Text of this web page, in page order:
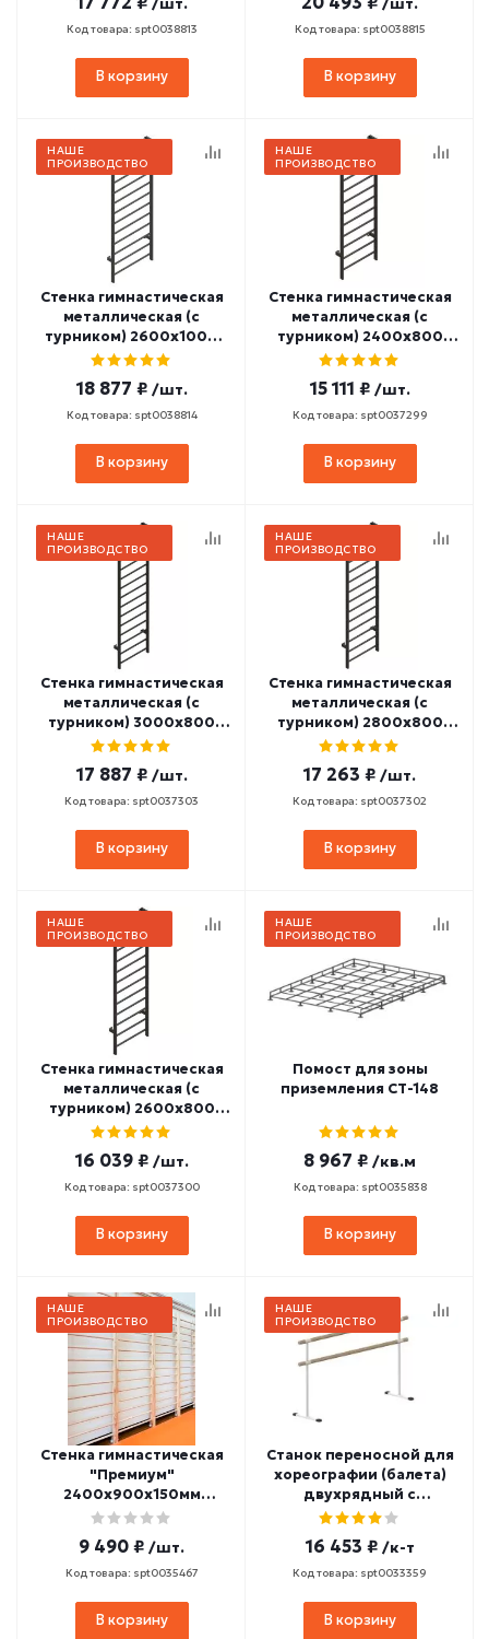
Код товара: spt0038813
В корзину
Код товара: spt0038815
В корзину
НАШЕ
ПРОИЗВОДСТВО
Стенка гимнастическая
металлическая (с
турником) 2600х1000
СТ-69
18 877 ₽ /шт.
Код товара: spt0038814
В корзину
НАШЕ
ПРОИЗВОДСТВО
Стенка гимнастическая
металлическая (с
турником) 2400х800
СТ-29
15 111 ₽ /шт.
Код товара: spt0037299
В корзину
НАШЕ
ПРОИЗВОДСТВО
Стенка гимнастическая
металлическая (с
турником) 3000х800
СТ-33
17 887 ₽ /шт.
Код товара: spt0037303
В корзину
НАШЕ
ПРОИЗВОДСТВО
Стенка гимнастическая
металлическая (с
турником) 2800х800
СТ-32
17 263 ₽ /шт.
Код товара: spt0037302
В корзину
НАШЕ
ПРОИЗВОДСТВО
Стенка гимнастическая
металлическая (с
турником) 2600х800
СТ-30
16 039 ₽ /шт.
Код товара: spt0037300
В корзину
НАШЕ
ПРОИЗВОДСТВО
Помост для зоны
приземления СТ-148
8 967 ₽ /кв.м
Код товара: spt0035838
В корзину
НАШЕ
ПРОИЗВОДСТВО
Стенка гимнастическая
"Премиум"
2400х900х150мм
(боковины из
березовые
перекладины, в
9 490 ₽ /шт.
Код товара: spt0035467
В корзину
НАШЕ
ПРОИЗВОДСТВО
Станок переносной для
хореографии (балета)
двухрядный с
резиновыми накладками
16 453 ₽ /к-т
Код товара: spt0033359
В корзину